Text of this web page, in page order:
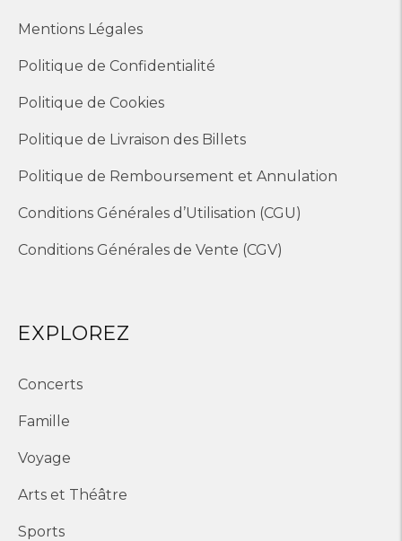
Mentions Légales
Politique de Confidentialité
Politique de Cookies
Politique de Livraison des Billets
Politique de Remboursement et Annulation
Conditions Générales d’Utilisation (CGU)
Conditions Générales de Vente (CGV)
EXPLOREZ
Concerts
Famille
Voyage
Arts et Théâtre
Sports